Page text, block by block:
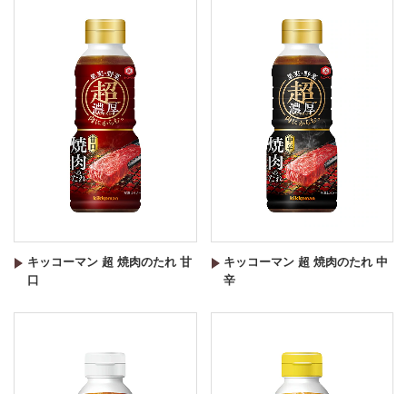
キッコーマン 超 焼肉のたれ 甘
口
キッコーマン 超 焼肉のたれ 中
辛